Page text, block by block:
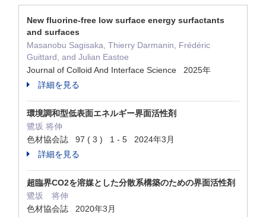
New fluorine-free low surface energy surfactants
and surfaces
Masanobu Sagisaka, Thierry Darmanin, Frédéric
Guittard, and Julian Eastoe
Journal of Colloid And Interface Science 2025年
詳細を見る
環境調和型低表面エネルギー界面活性剤
鷺坂 将伸
色材協会誌 97 ( 3 ) 1 - 5 2024年3月
詳細を見る
超臨界CO2を溶媒とした分散系構築のための界面活性剤
鷺坂 将伸
色材協会誌 2020年3月